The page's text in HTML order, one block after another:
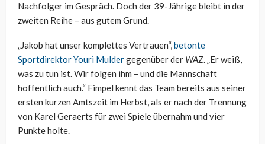
Nachfolger im Gespräch. Doch der 39-Jährige bleibt in der
zweiten Reihe – aus gutem Grund.
„Jakob hat unser komplettes Vertrauen“,betonte
Sportdirektor Youri Muldergegenüber der WAZ. „Er weiß,
was zu tun ist. Wir folgen ihm – und die Mannschaft
hoffentlich auch.“ Fimpel kennt das Team bereits aus seiner
ersten kurzen Amtszeit im Herbst, als er nach der Trennung
von Karel Geraerts für zwei Spiele übernahm und vier
Punkte holte.